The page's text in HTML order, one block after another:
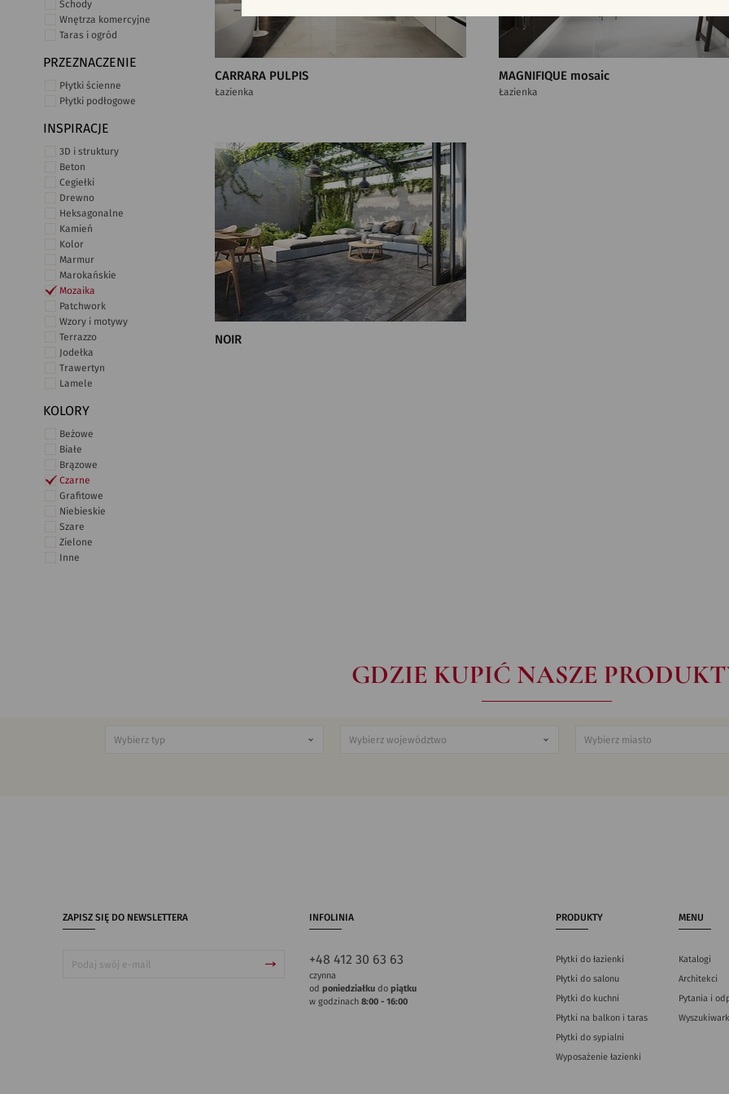
Schody
Wnętrza komercyjne
Taras i ogród
PRZEZNACZENIE
Płytki ścienne
Płytki podłogowe
INSPIRACJE
3D i struktury
Beton
Cegiełki
Drewno
Heksagonalne
Kamień
Kolor
Marmur
Marokańskie
Mozaika
Patchwork
Wzory i motywy
Terrazzo
Jodełka
Trawertyn
Lamele
KOLORY
Beżowe
Białe
Brązowe
Czarne
Grafitowe
Niebieskie
Szare
Zielone
Inne
CARRARA PULPIS
Łazienka
MAGNIFIQUE mosaic
Łazienka
NOIR
GDZIE KUPIĆ NASZE
ZAPISZ SIĘ DO NEWSLETTERA INFOLINIA
+48 412 30 63 63
czynna
od poniedziałkudo piątku
w godzinach 8:00 - 16:00
PRODUKTY
Płytki do łazienki
Płytki do salonu
Płytki do kuchni
Płytki na balkon i taras
Płytki do sypialni
Wyposażenie łazienki
MENU
Katalogi
Architekci
Pytania i